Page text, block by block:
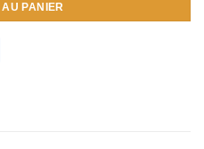
PANIER